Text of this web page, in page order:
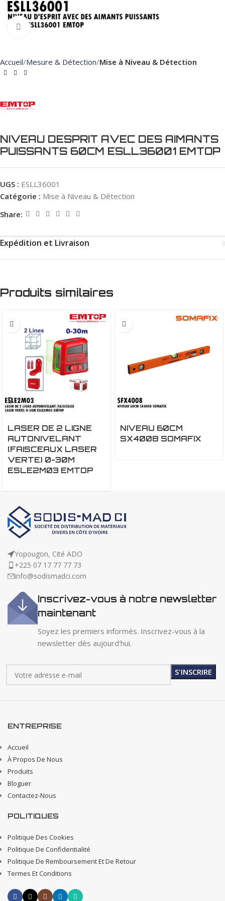
Click to enlarge
Accueil Mesure & Détection Mise à Niveau & Détection
NIVEAU DESPRIT AVEC DES AIMANTS
PUISSANTS 60CM ESLL36001 EMTOP
UGS : ESLL36001
Catégorie : Mise à Niveau & Détection
Share:
Expédition et Livraison
Produits similaires
LASER DE 2 LIGNE
AUTONIVELANT
(FAISCEAUX LASER
VERTE) 0-30M
ESLE2M03 EMTOP
NIVEAU 60CM
SX4008 SOMAFIX
Yopougon, Cité ADO
+225 07 17 77 77 73
info@sodismadci.com
Inscrivez-vous à notre newsletter
maintenant
Soyez les premiers informés. Inscrivez-vous à la
newsletter dès aujourd'hui.
ENTREPRISE
Accueil
À Propos De Nous
Produits
Bloguer
Contactez-Nous
POLITIQUES
Politique Des Cookies
Politique De Confidentialité
Politique De Remboursement Et De Retour
Termes Et Conditions